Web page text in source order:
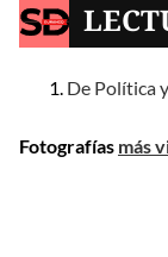
De Política
Fotografías más